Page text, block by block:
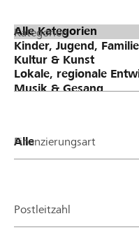
Kategorien
Finanzierungsart
Postleitzahl